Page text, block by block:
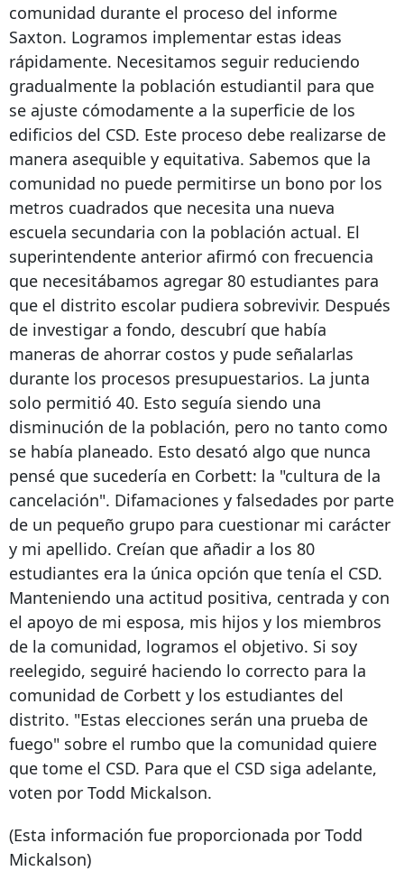
comunidad durante el proceso del informe
Saxton. Logramos implementar estas ideas
rápidamente. Necesitamos seguir reduciendo
gradualmente la población estudiantil para que
se ajuste cómodamente a la superficie de los
edificios del CSD. Este proceso debe realizarse de
manera asequible y equitativa. Sabemos que la
comunidad no puede permitirse un bono por los
metros cuadrados que necesita una nueva
escuela secundaria con la población actual. El
superintendente anterior afirmó con frecuencia
que necesitábamos agregar 80 estudiantes para
que el distrito escolar pudiera sobrevivir. Después
de investigar a fondo, descubrí que había
maneras de ahorrar costos y pude señalarlas
durante los procesos presupuestarios. La junta
solo permitió 40. Esto seguía siendo una
disminución de la población, pero no tanto como
se había planeado. Esto desató algo que nunca
pensé que sucedería en Corbett: la "cultura de la
cancelación". Difamaciones y falsedades por parte
de un pequeño grupo para cuestionar mi carácter
y mi apellido. Creían que añadir a los 80
estudiantes era la única opción que tenía el CSD.
Manteniendo una actitud positiva, centrada y con
el apoyo de mi esposa, mis hijos y los miembros
de la comunidad, logramos el objetivo. Si soy
reelegido, seguiré haciendo lo correcto para la
comunidad de Corbett y los estudiantes del
distrito. "Estas elecciones serán una prueba de
fuego" sobre el rumbo que la comunidad quiere
que tome el CSD. Para que el CSD siga adelante,
voten por Todd Mickalson.
(Esta información fue proporcionada por Todd
Mickalson)